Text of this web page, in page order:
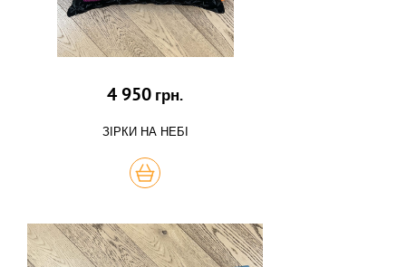
4 950 грн.
ЗІРКИ НА НЕБІ
КУПИТЬ